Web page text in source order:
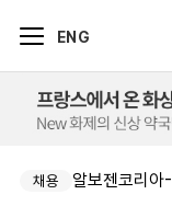
ENG
채용